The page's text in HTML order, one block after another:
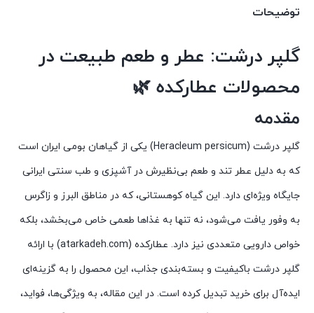
توضیحات
گلپر درشت: عطر و طعم طبیعت در
محصولات عطارکده 🌿
مقدمه
گلپر درشت (Heracleum persicum) یکی از گیاهان بومی ایران است
که به دلیل عطر تند و طعم بی‌نظیرش در آشپزی و طب سنتی ایرانی
جایگاه ویژه‌ای دارد. این گیاه کوهستانی، که در مناطق البرز و زاگرس
به وفور یافت می‌شود، نه تنها به غذاها طعمی خاص می‌بخشد، بلکه
خواص دارویی متعددی نیز دارد. عطارکده (atarkadeh.com) با ارائه
گلپر درشت باکیفیت و بسته‌بندی جذاب، این محصول را به گزینه‌ای
ایده‌آل برای خرید تبدیل کرده است. در این مقاله، به ویژگی‌ها، فواید،